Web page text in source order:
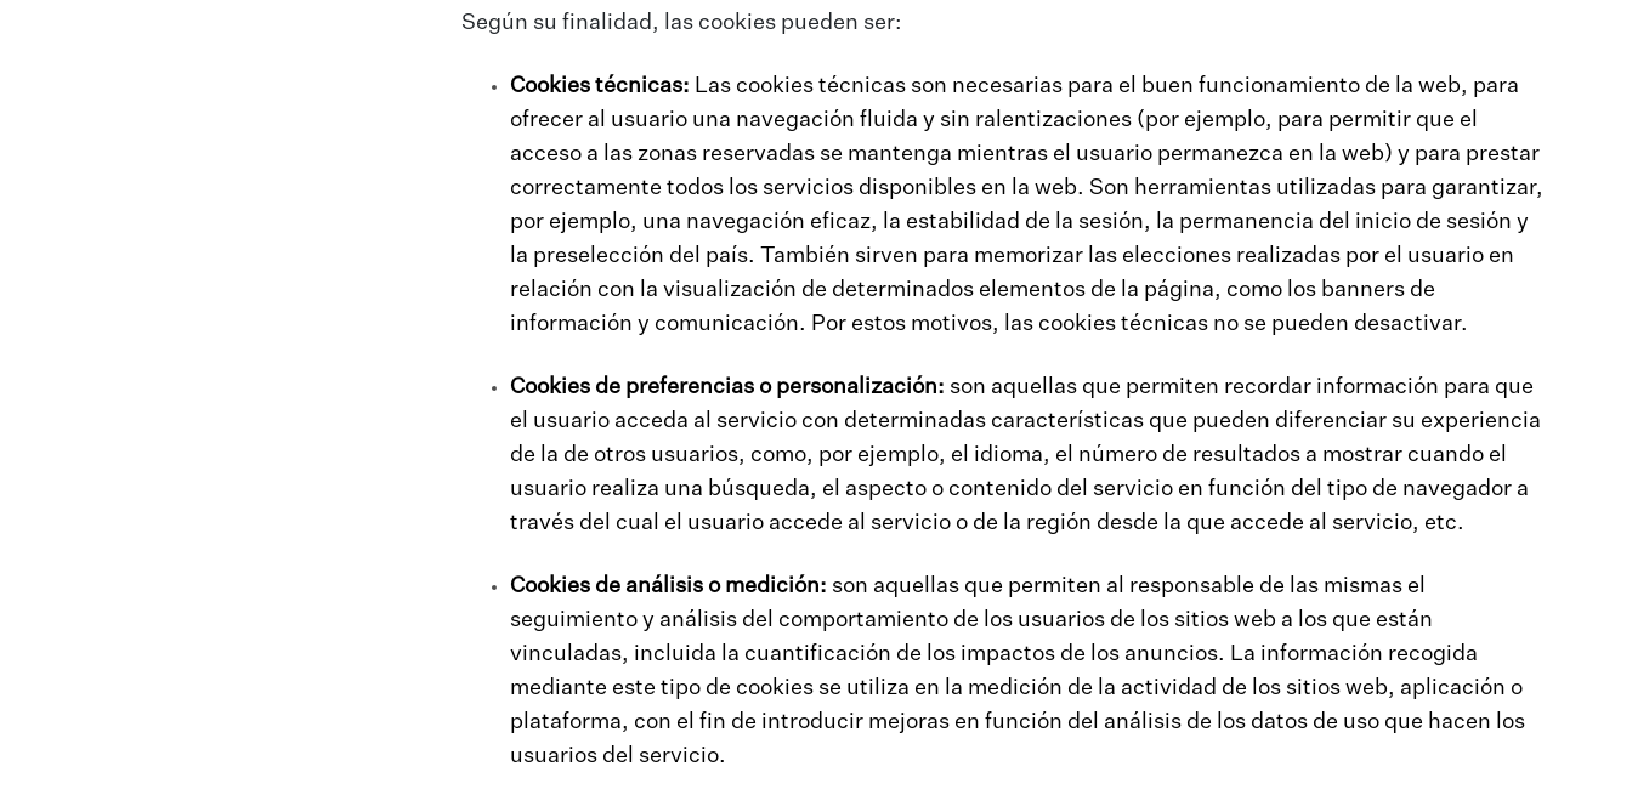
Según su finalidad, las cookies pueden ser:
Cookies técnicas: Las cookies técnicas son necesarias para el buen funcionamiento de la web, para
ofrecer al usuario una navegación fluida y sin ralentizaciones (por ejemplo, para permitir que el
acceso a las zonas reservadas se mantenga mientras el usuario permanezca en la web) y para prestar
correctamente todos los servicios disponibles en la web. Son herramientas utilizadas para garantizar,
por ejemplo, una navegación eficaz, la estabilidad de la sesión, la permanencia del inicio de sesión y
la preselección del país. También sirven para memorizar las elecciones realizadas por el usuario en
relación con la visualización de determinados elementos de la página, como los banners de
información y comunicación. Por estos motivos, las cookies técnicas no se pueden desactivar.
Cookies de preferencias o personalización: son aquellas que permiten recordar información para que
el usuario acceda al servicio con determinadas características que pueden diferenciar su experiencia
de la de otros usuarios, como, por ejemplo, el idioma, el número de resultados a mostrar cuando el
usuario realiza una búsqueda, el aspecto o contenido del servicio en función del tipo de navegador a
través del cual el usuario accede al servicio o de la región desde la que accede al servicio, etc.
Cookies de análisis o medición: son aquellas que permiten al responsable de las mismas el
seguimiento y análisis del comportamiento de los usuarios de los sitios web a los que están
vinculadas, incluida la cuantificación de los impactos de los anuncios. La información recogida
mediante este tipo de cookies se utiliza en la medición de la actividad de los sitios web, aplicación o
plataforma, con el fin de introducir mejoras en función del análisis de los datos de uso que hacen los
usuarios del servicio.